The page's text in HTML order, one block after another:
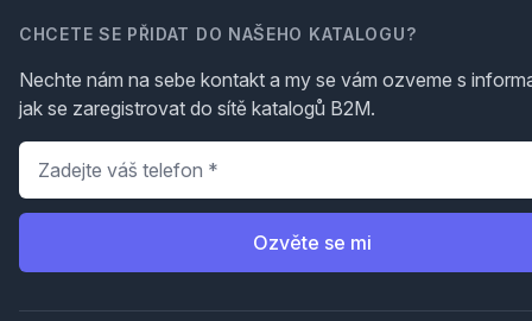
CHCETE SE PŘIDAT DO NAŠEHO KATALOGU?
Nechte nám na sebe kontakt a my se vám ozveme s
jak se zaregistrovat do sítě katalogů B2M.
Telefon
Ozvěte se mi